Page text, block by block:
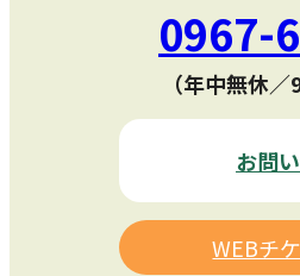
0967-
（年中無休
お問
WEBチ